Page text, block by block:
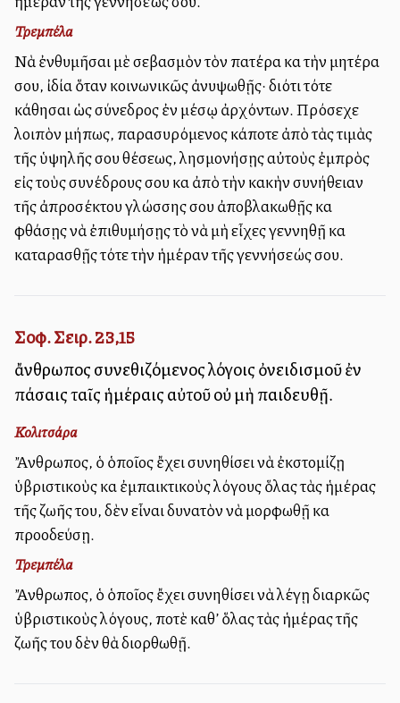
Τρεμπέλα
Νὰ ἐνθυμῆσαι μὲ σεβασμὸν τὸν πατέρα καὶ τὴν μητέρα
σου, ἰδία ὅταν κοινωνικῶς ἀνυψωθῇς· διότι τότε
κάθησαι ὡς σύνεδρος ἐν μέσῳ ἀρχόντων. Πρόσεχε
λοιπὸν μήπως, παρασυρόμενος κάποτε ἀπὸ τὰς τιμὰς
τῆς ὑψηλῆς σου θέσεως, λησμονήσῃς αὐτοὺς ἐμπρὸς
εἰς τοὺς συνέδρους σου καὶ ἀπὸ τὴν κακὴν συνήθειαν
τῆς ἀπροσέκτου γλώσσης σου ἀποβλακωθῇς καὶ
φθάσῃς νὰ ἐπιθυμήσῃς τὸ νὰ μὴ εἶχες γεννηθῇ καὶ
καταρασθῇς τότε τὴν ἡμέραν τῆς γεννήσεώς σου.
Σοφ. Σειρ. 23,15
ἄνθρωπος συνεθιζόμενος λόγοις ὀνειδισμοῦ ἐν
πάσαις ταῖς ἡμέραις αὐτοῦ οὐ μὴ παιδευθῇ.
Κολιτσάρα
Ἄνθρωπος, ὁ ὁποῖος ἔχει συνηθίσει νὰ ἐκστομίζῃ
ὑβριστικοὺς καὶ ἐμπαικτικοὺς λόγους ὅλας τὰς ἡμέρας
τῆς ζωῆς του, δὲν εἶναι δυνατὸν νὰ μορφωθῇ καὶ
προοδεύσῃ.
Τρεμπέλα
Ἄνθρωπος, ὁ ὁποῖος ἔχει συνηθίσει νὰ λέγῃ διαρκῶς
ὑβριστικοὺς λόγους, ποτὲ καθ’ ὅλας τὰς ἡμέρας τῆς
ζωῆς του δὲν θὰ διορθωθῇ.